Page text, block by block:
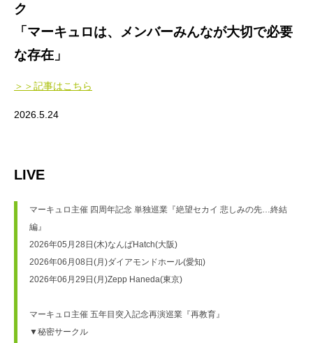
ク
「マーキュロは、メンバーみんなが大切で必要
な存在」
＞＞記事はこちら
2026.5.24
LIVE
マーキュロ主催 四周年記念 単独巡業『絶望セカイ 悲しみの先…終結
編』
2026年05月28日(木)なんばHatch(大阪)
2026年06月08日(月)ダイアモンドホール(愛知)
2026年06月29日(月)Zepp Haneda(東京)
マーキュロ主催 五年目突入記念再演巡業『再教育』
▼秘密サークル